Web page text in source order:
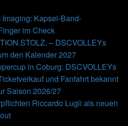
Kapsel-Band-
im Check
– DSCVOLLEYs
den Kalender 2027
in Coburg: DSCVOLLEYs
und Fanfahrt bekannt
Saison 2026/27
Riccardo Lugli als neuen